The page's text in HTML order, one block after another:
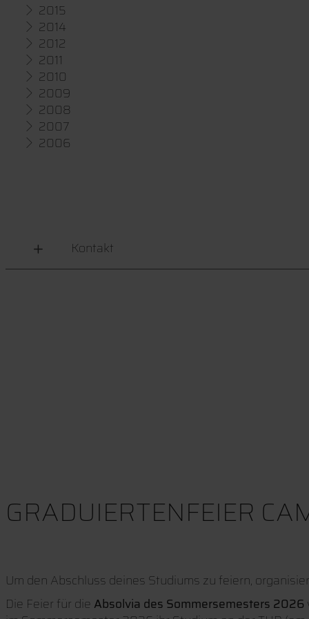
2015
2014
2012
2011
2010
2009
2008
2007
2006
Kontakt
GRADUIERTENFEIER
Um den Abschluss deines Studiums zu feiern,
Die Feier für die Absolvia des Sommersemesters 2026